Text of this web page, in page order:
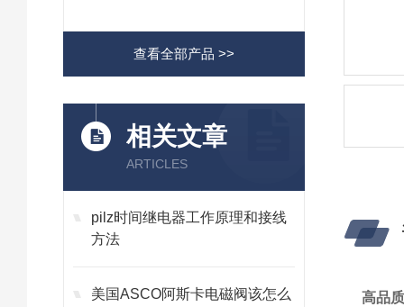
查看全部产品 >>
相关文章
ARTICLES
pilz时间继电器工作原理和接线
方法
美国ASCO阿斯卡电磁阀该怎么
高品